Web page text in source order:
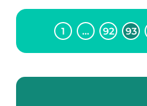
1 … 92 93